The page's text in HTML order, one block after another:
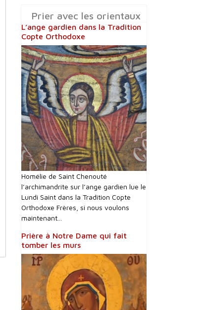
Prier avec les orientaux
L’ange gardien dans la Tradition
Copte Orthodoxe
Homélie de Saint Chenouté
l’archimandrite sur l’ange gardien lue le
Lundi Saint dans la Tradition Copte
Orthodoxe Frères, si nous voulons
maintenant...
Prière à Notre Dame qui fait
tomber les murs